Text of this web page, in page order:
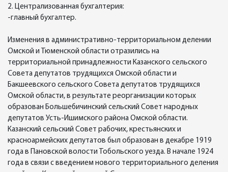
2. Централизованная бухгалтерия:
-главный бухгалтер.
Изменения в административно-территориальном делении
Омской и Тюменской области отразились на
территориальной принадлежности Казанского сельского
Совета депутатов трудящихся Омской области и
Бакшеевского сельского Совета депутатов трудящихся
Омской области, в результате реорганизации которых
образован Большебичинский сельский Совет народных
депутатов Усть-Ишимского района Омской области.
Казанский сельский Совет рабочих, крестьянских и
красноармейских депутатов был образован в декабре 1919
года в Пановской волости Тобольского уезда. В начале 1924
года в связи с введением нового территориального деления